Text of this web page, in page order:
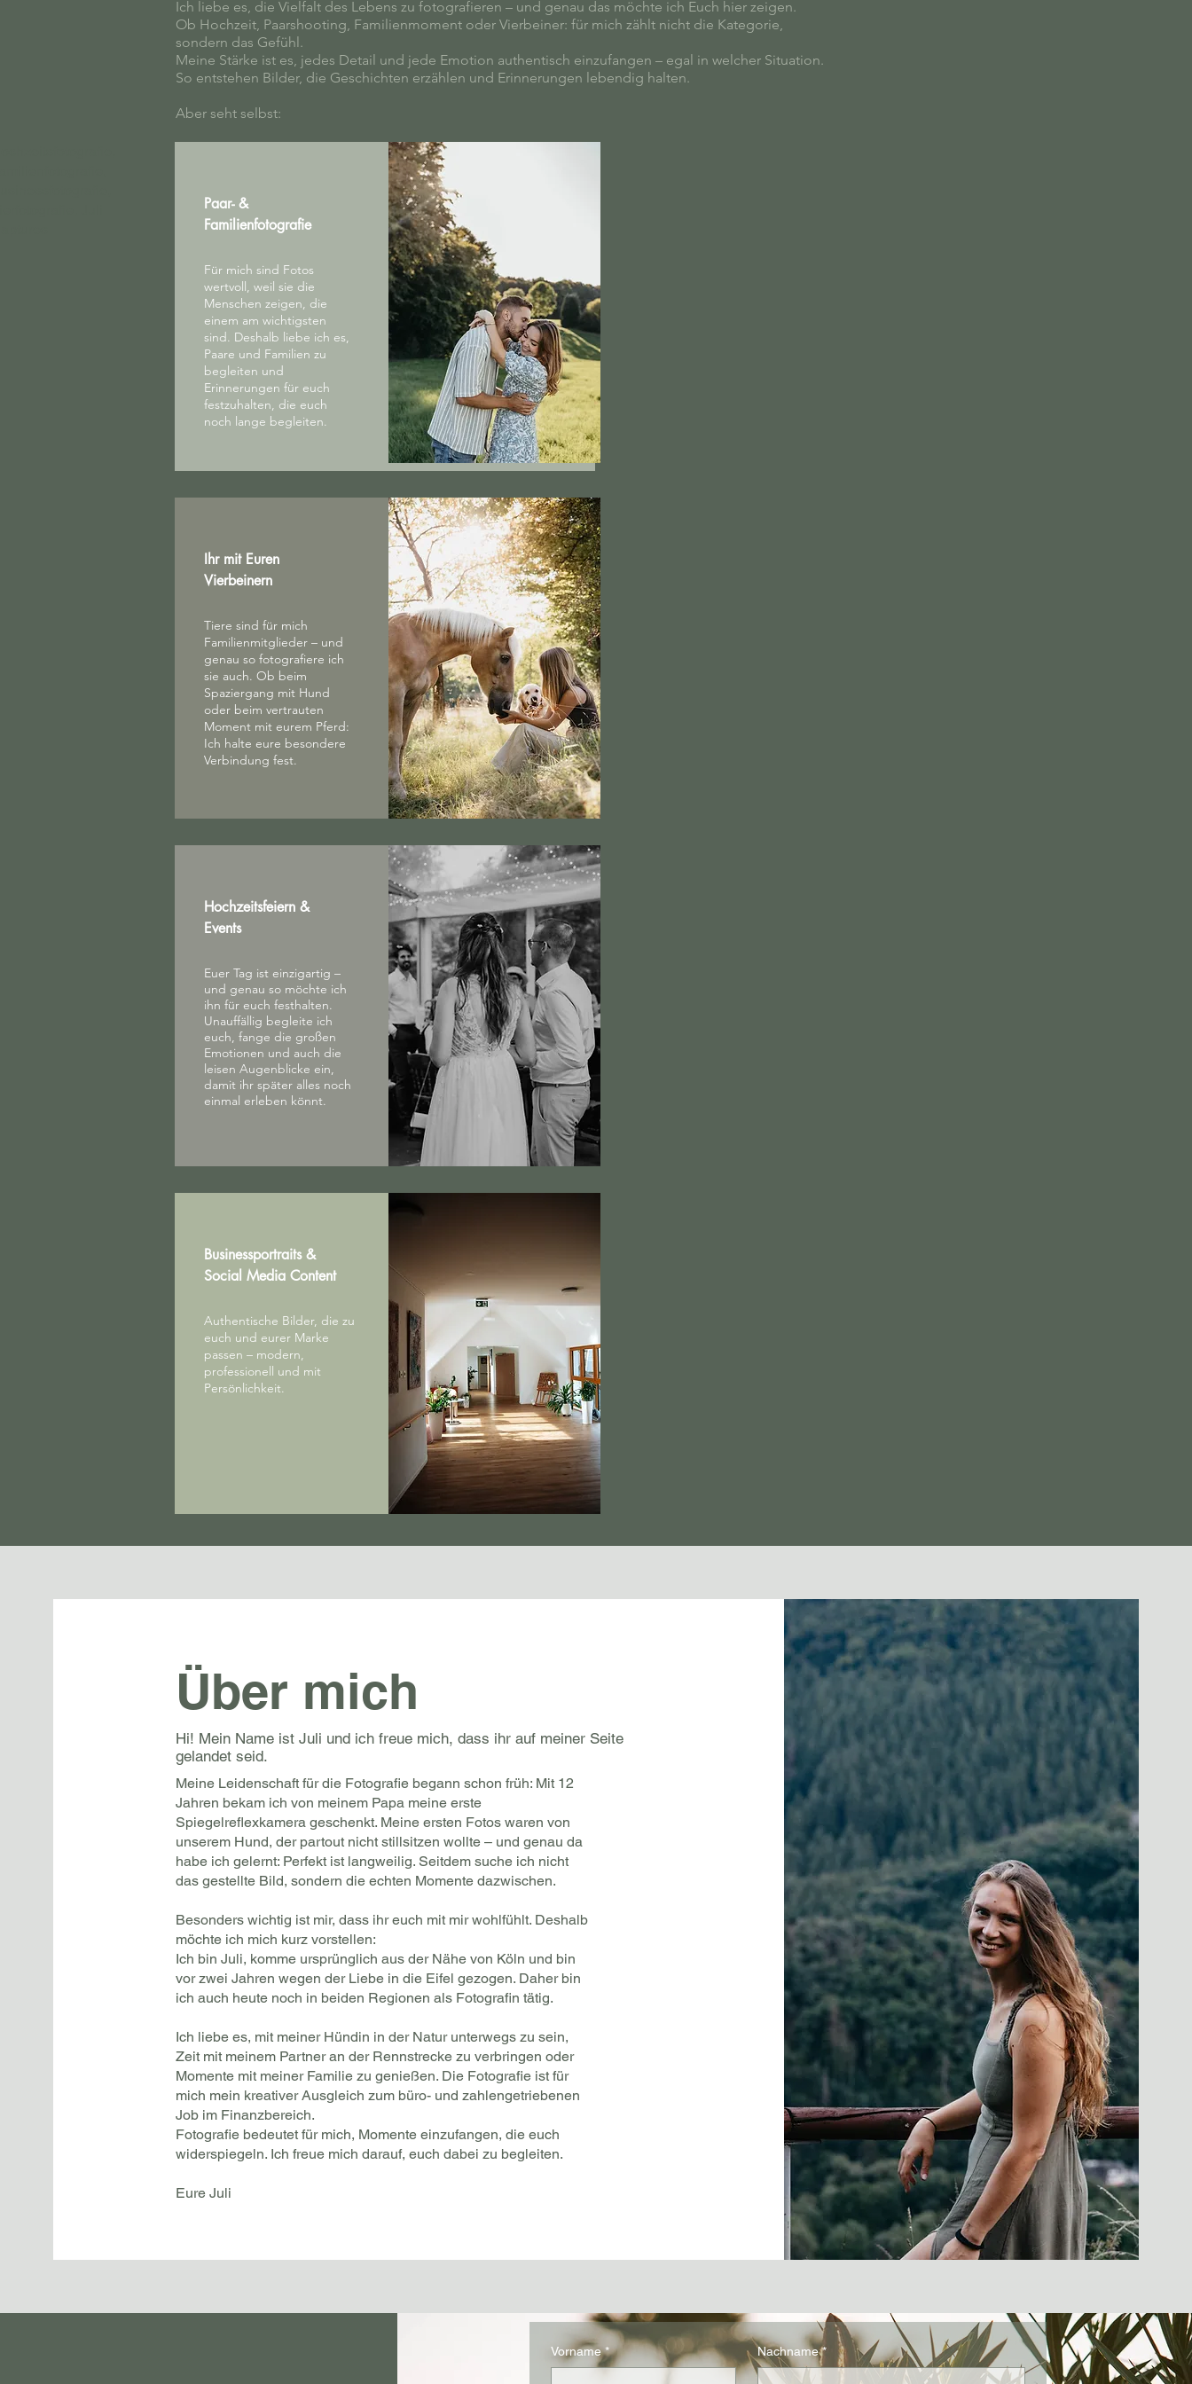
Ich liebe es, die Vielfalt des Lebens zu fotografieren – und genau das möchte ich Euch hier zeigen.
Ob Hochzeit, Paarshooting, Familienmoment oder Vierbeiner: für mich zählt nicht die Kategorie,
sondern das Gefühl.
Meine Stärke ist es, jedes Detail und jede Emotion authentisch einzufangen – egal in welcher Situation.
So entstehen Bilder, die Geschichten erzählen und Erinnerungen lebendig halten.
Aber seht selbst:
Paar- &
Familienfotografie
Für mich sind Fotos
wertvoll, weil sie die
Menschen zeigen, die
einem am wichtigsten
sind. Deshalb liebe ich es,
Paare und Familien zu
begleiten und
Erinnerungen für euch
festzuhalten, die euch
noch lange begleiten.
Ihr mit Euren
Vierbeinern
Tiere sind für mich
Familienmitglieder – und
genau so fotografiere ich
sie auch. Ob beim
Spaziergang mit Hund
oder beim vertrauten
Moment mit eurem Pferd:
Ich halte eure besondere
Verbindung fest.
Hochzeitsfeiern &
Events
Euer Tag ist einzigartig –
und genau so möchte ich
ihn für euch festhalten.
Unauffällig begleite ich
euch, fange die großen
Emotionen und auch die
leisen Augenblicke ein,
damit ihr später alles noch
einmal erleben könnt.
Businessportraits &
Social Media Content
Authentische Bilder, die zu
euch und eurer Marke
passen – modern,
professionell und mit
Persönlichkeit.
Über mich
Hi! Mein Name ist Juli und ich freue mich, dass ihr auf meiner Seite
gelandet seid.
Meine Leidenschaft für die Fotografie begann schon früh: Mit 12
Jahren bekam ich von meinem Papa meine erste
Spiegelreflexkamera geschenkt. Meine ersten Fotos waren von
unserem Hund, der partout nicht stillsitzen wollte – und genau da
habe ich gelernt: Perfekt ist langweilig. Seitdem suche ich nicht
das gestellte Bild, sondern die echten Momente dazwischen.
Besonders wichtig ist mir, dass ihr euch mit mir wohlfühlt. Deshalb
möchte ich mich kurz vorstellen:
Ich bin Juli, komme ursprünglich aus der Nähe von Köln und bin
vor zwei Jahren wegen der Liebe in die Eifel gezogen. Daher bin
ich auch heute noch in beiden Regionen als Fotografin tätig.
Ich liebe es, mit meiner Hündin in der Natur unterwegs zu sein,
Zeit mit meinem Partner an der Rennstrecke zu verbringen oder
Momente mit meiner Familie zu genießen. Die Fotografie ist für
mich mein kreativer Ausgleich zum büro- und zahlengetriebenen
Job im Finanzbereich.
Fotografie bedeutet für mich, Momente einzufangen, die euch
widerspiegeln. Ich freue mich darauf, euch dabei zu begleiten.
Eure Juli
Vorname * Nachname *